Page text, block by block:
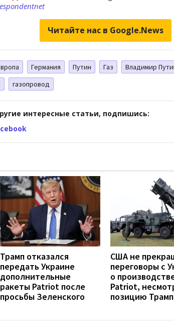
Читайте нас в Google.News
Германия Путин Газ Владимир
газопровод
интересные статьи, подпишись:
Трамп отказался
передать Украине
дополнительные
ракеты Patriot после
просьбы Зеленского
США не
переговоры с
о
Patriot,
позицию